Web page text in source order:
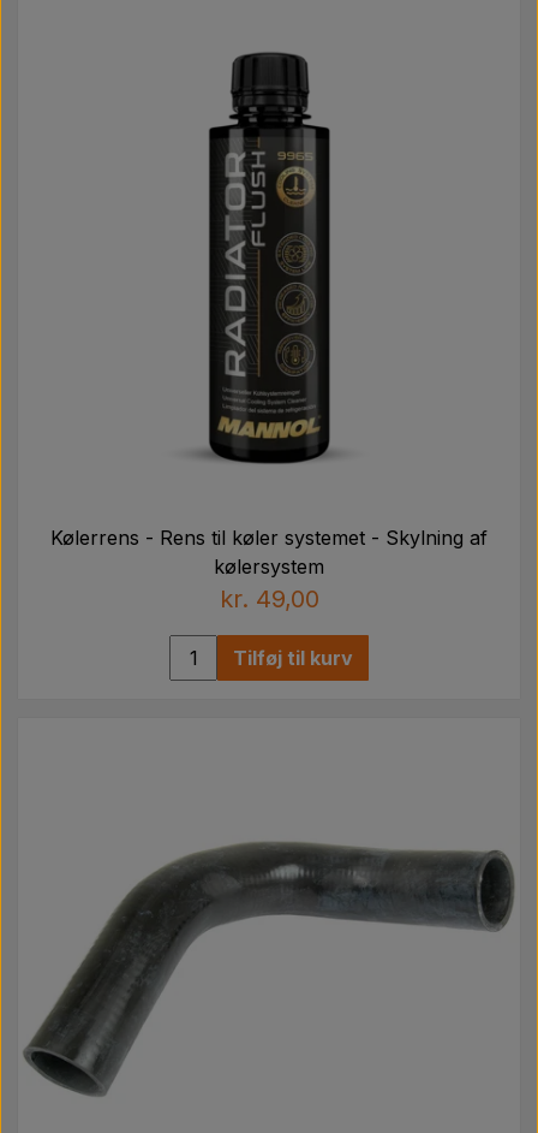
Kølerrens - Rens til køler systemet - Skylning af
kølersystem
kr. 49,00
Tilføj til kurv